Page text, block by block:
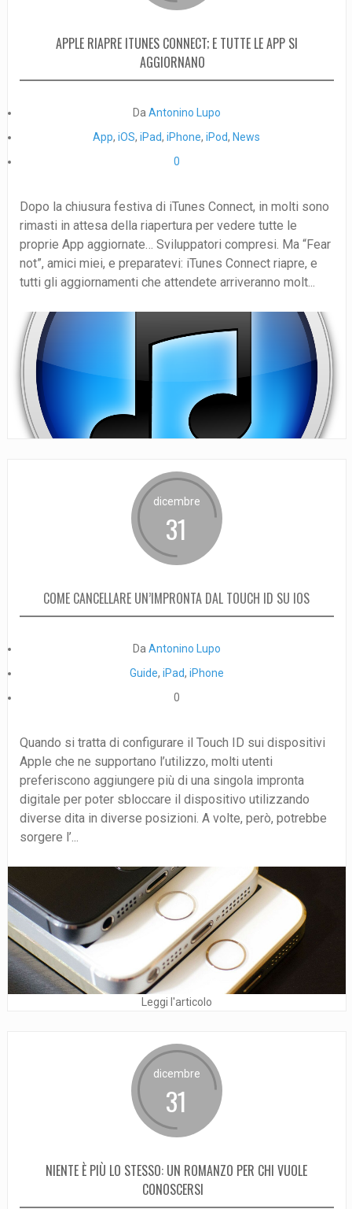
APPLE RIAPRE ITUNES CONNECT; E TUTTE LE APP SI
AGGIORNANO
Da Antonino Lupo
App,iOS,iPad,iPhone,iPod,News
0
Dopo la chiusura festiva di iTunes Connect, in molti sono
rimasti in attesa della riapertura per vedere tutte le
proprie App aggiornate… Sviluppatori compresi. Ma “Fear
not”, amici miei, e preparatevi: iTunes Connect riapre, e
tutti gli aggiornamenti che attendete arriveranno molt...
dicembre
31
COME CANCELLARE UN’IMPRONTA DAL TOUCH ID SU IOS
Da Antonino Lupo
Guide, iPad, iPhone
0
Quando si tratta di configurare il Touch ID sui dispositivi
Apple che ne supportano l’utilizzo, molti utenti
preferiscono aggiungere più di una singola impronta
digitale per poter sbloccare il dispositivo utilizzando
diverse dita in diverse posizioni. A volte, però, potrebbe
sorgere l’...
Leggi l'articolo
dicembre
31
NIENTE È PIÙ LO STESSO: UN ROMANZO PER CHI VUOLE
CONOSCERSI